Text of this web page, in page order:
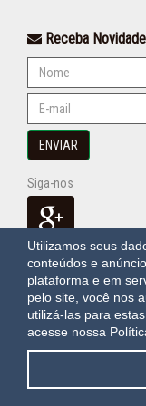
Utilizamos seus
conteúdos e
plataforma e em
pelo site, você nos
utilizá-las para
acesse nossa
Receba
ENVIAR
Siga-nos